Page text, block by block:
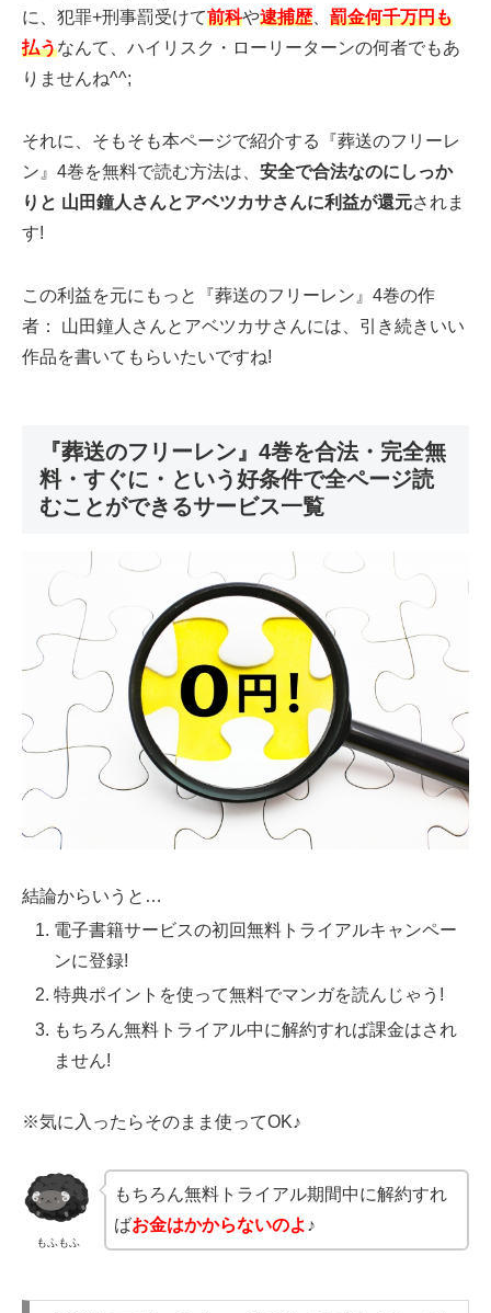
に、犯罪+刑事罰受けて前科や逮捕歴、 罰金何千万円も
払うなんて、ハイリスク・ローリーターンの何者でもあ
りませんね^^;
それに、そもそも本ページで紹介する『葬送のフリーレ
ン』4巻を無料で読む方法は、 安全で合法なのにしっか
りと 山田鐘人さんとアベツカサさんに利益が還元されま
す!
この利益を元にもっと『葬送のフリーレン』4巻の作
者： 山田鐘人さんとアベツカサさんには、引き続きいい
作品を書いてもらいたいですね!
『葬送のフリーレン』4巻を合法・完全無
料・すぐに・という好条件で全ページ読
むことができるサービス一覧
結論からいうと…
電子書籍サービスの初回無料トライアルキャンペー
ンに登録!
特典ポイントを使って無料でマンガを読んじゃう!
もちろん無料トライアル中に解約すれば課金はされ
ません!
※気に入ったらそのまま使ってOK♪
もふもふ
もちろん無料トライアル期間中に解約すれ
ばお金はかからないのよ ♪